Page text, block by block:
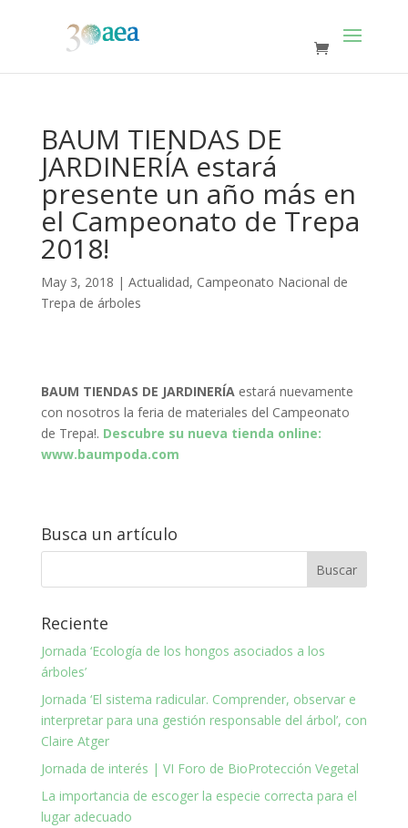
BAUM TIENDAS DE
JARDINERÍA estará
presente un año más en
el Campeonato de Trepa
2018!
May 3, 2018 | Actualidad, Campeonato Nacional de
Trepa de árboles
BAUM TIENDAS DE JARDINERÍAestará nuevamente
con nosotros la feria de materiales del Campeonato
de Trepa!. Descubre su nueva tienda online:
www.baumpoda.com
Busca un artículo
Reciente
Jornada ‘Ecología de los hongos asociados a los
árboles’
Jornada ‘El sistema radicular. Comprender, observar e
interpretar para una gestión responsable del árbol’, con
Claire Atger
Jornada de interés | VI Foro de BioProtección Vegetal
La importancia de escoger la especie correcta para el
lugar adecuado